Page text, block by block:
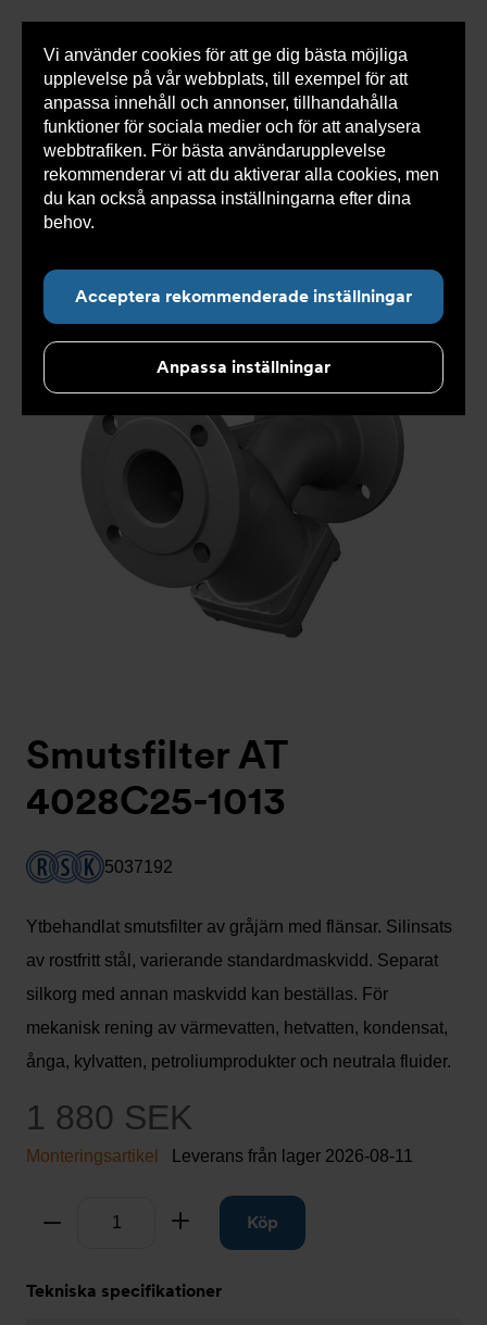
Vi använder cookies för att ge dig bästa möjliga
upplevelse på vår webbplats, till exempel för att
anpassa innehåll och annonser, tillhandahålla
funktioner för sociala medier och för att analysera
webbtrafiken. För bästa användarupplevelse
rekommenderar vi att du aktiverar alla cookies, men
du kan också anpassa inställningarna efter dina
behov.
Acceptera rekommenderade inställningar
Anpassa inställningar
0 varorSnabborder
Du
här:
Armatec > Produkter > Luft- och partikelavskiljare
Smutsfilter
> Flänsad anslutning >
Ytbehandlat
smutsfilter AT 4028C
> Smutsfilter AT 4028C25-1013
Smutsfilter AT
4028C25-1013
5037192
Ytbehandlat smutsfilter av gråjärn med flänsar. Silinsats
av rostfritt stål, varierande standardmaskvidd. Separat
silkorg med annan maskvidd kan beställas. För
mekanisk rening av värmevatten, hetvatten, kondensat,
ånga, kylvatten, petroliumprodukter och neutrala fluider.
1 880 SEK
Monteringsartikel Leverans från lager 2026-08-11
Ta bort Lägg tillKöp
Tekniska specifikationer